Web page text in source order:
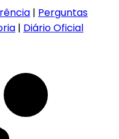
| Perguntas
| Diário Oficial